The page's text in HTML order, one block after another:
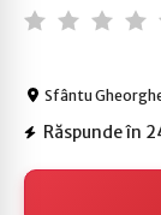
Sfântu
Răspunde în